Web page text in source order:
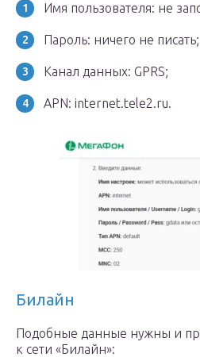
Имя пользователя: не
Пароль: ничего не писать;
Канал данных: GPRS;
APN: internet.tele2.ru.
Билайн
Подобные данные нужны и
к сети «Билайн»: